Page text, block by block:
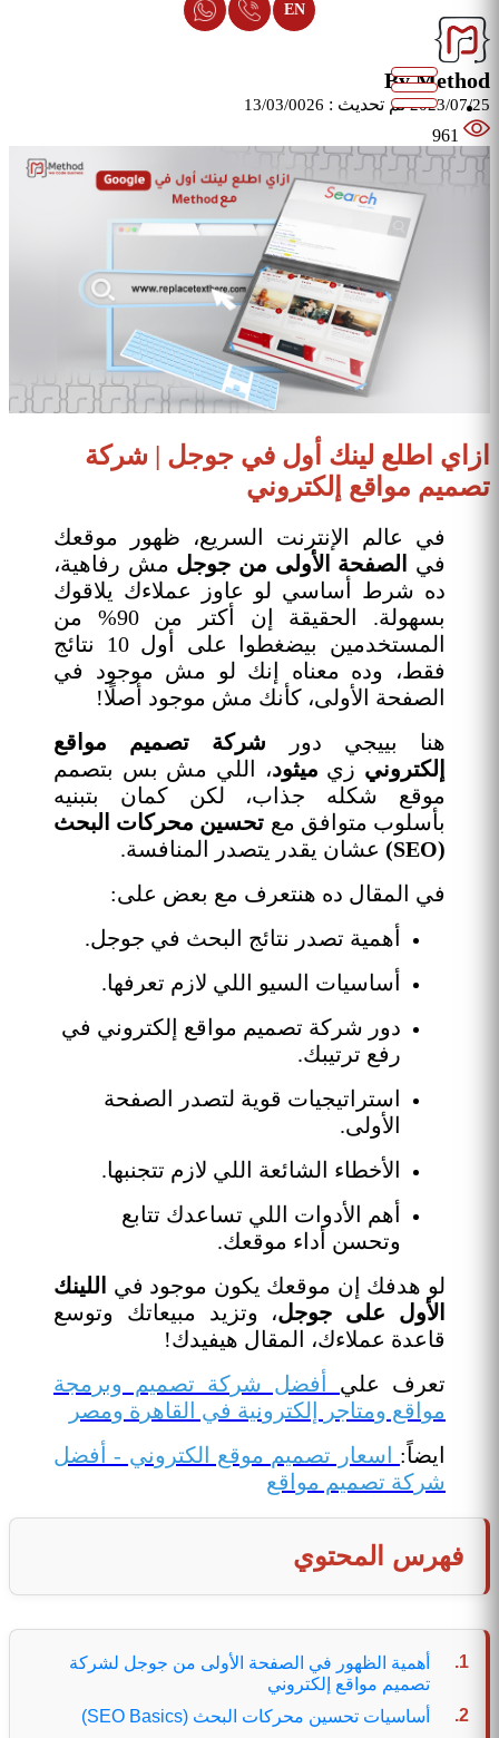
EN
By Method
2023/07/25 تم تحديث : 13/03/0026
961
ازاي اطلع لينك أول في جوجل | شركة
تصميم مواقع إلكتروني
في عالم الإنترنت السريع، ظهور موقعك
في الصفحة الأولى من جوجل مش رفاهية،
ده شرط أساسي لو عاوز عملاءك يلاقوك
بسهولة. الحقيقة إن أكتر من 90% من
المستخدمين بيضغطوا على أول 10 نتائج
فقط، وده معناه إنك لو مش موجود في
الصفحة الأولى، كأنك مش موجود أصلًا!
هنا بييجي دور
شركة تصميم مواقع
إلكتروني زي ميثود، اللي مش بس بتصمم
موقع شكله جذاب، لكن كمان بتبنيه
بأسلوب متوافق مع تحسين محركات البحث
(SEO)
عشان يقدر يتصدر المنافسة.
في المقال ده هنتعرف مع بعض على:
أهمية تصدر نتائج البحث في جوجل.
أساسيات السيو اللي لازم تعرفها.
دور شركة تصميم مواقع إلكتروني في
رفع ترتيبك.
استراتيجيات قوية لتصدر الصفحة
الأولى.
الأخطاء الشائعة اللي لازم تتجنبها.
أهم الأدوات اللي تساعدك تتابع
وتحسن أداء موقعك.
لو هدفك إن موقعك يكون موجود في اللينك
الأول على جوجل، وتزيد مبيعاتك وتوسع
قاعدة عملاءك، المقال هيفيدك!
تعرف علي أفضل شركة تصميم وبرمجة
مواقع ومتاجر إلكترونية في القاهرة ومصر
ايضاً: اسعار تصميم موقع الكتروني - أفضل
شركة تصميم مواقع
فهرس المحتوي
أهمية الظهور في الصفحة الأولى من جوجل لشركة
تصميم مواقع إلكتروني
أساسيات تحسين محركات البحث (SEO Basics)